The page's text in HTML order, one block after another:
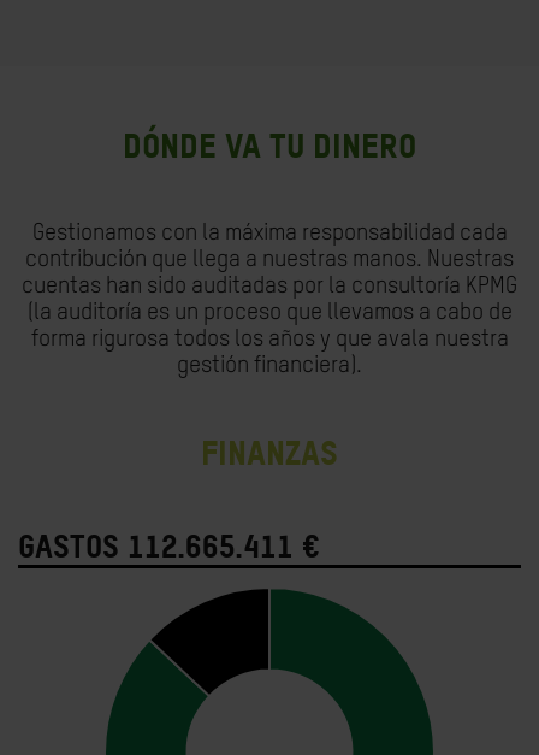
DÓNDE VA TU DINERO
Gestionamos con la máxima responsabilidad cada
contribución que llega a nuestras manos. Nuestras
cuentas han sido auditadas por la consultoría KPMG
(la auditoría es un proceso que llevamos a cabo de
forma rigurosa todos los años y que avala nuestra
gestión financiera).
Finanzas
Gastos 112.665.411 €